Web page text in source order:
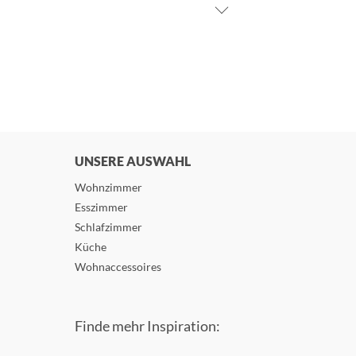
UNSERE AUSWAHL
Wohnzimmer
Esszimmer
Schlafzimmer
Küche
Wohnaccessoires
Finde mehr Inspiration: